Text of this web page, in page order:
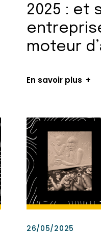
2025 : et
moteur
En savoir plus
26/05/2025